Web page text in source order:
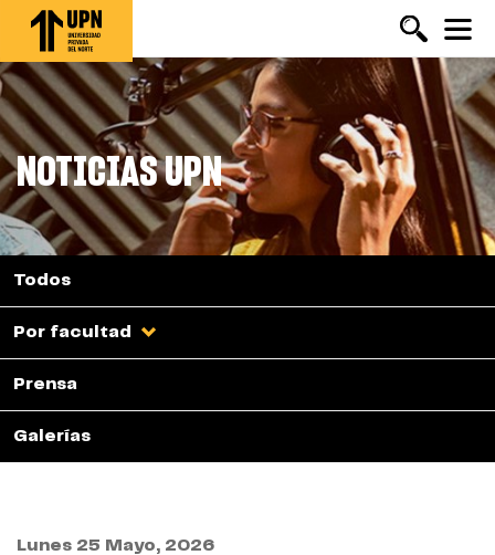
Pasar
contenido
principal
NOTICIAS UPN
Todos
Por facultad
Prensa
Galerías
Lunes 25 Mayo, 2026